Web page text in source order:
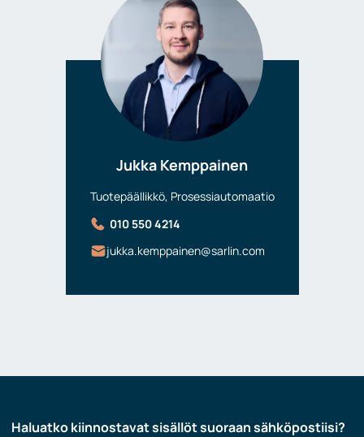
Jukka Kemppainen
Tuotepäällikkö, Prosessiautomaatio
010 550 4214
jukka.kemppainen@sarlin.com
Haluatko kiinnostavat sisällöt suoraan sähköpostiisi?